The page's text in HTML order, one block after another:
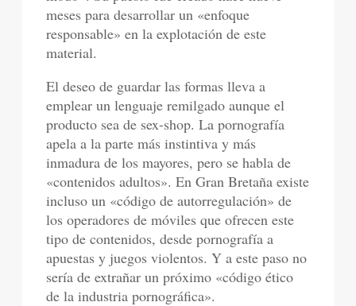
meses para desarrollar un «enfoque
responsable» en la explotación de este
material.
El deseo de guardar las formas lleva a
emplear un lenguaje remilgado aunque el
producto sea de sex-shop. La pornografía
apela a la parte más instintiva y más
inmadura de los mayores, pero se habla de
«contenidos adultos». En Gran Bretaña existe
incluso un «código de autorregulación» de
los operadores de móviles que ofrecen este
tipo de contenidos, desde pornografía a
apuestas y juegos violentos. Y a este paso no
sería de extrañar un próximo «código ético
de la industria pornográfica».